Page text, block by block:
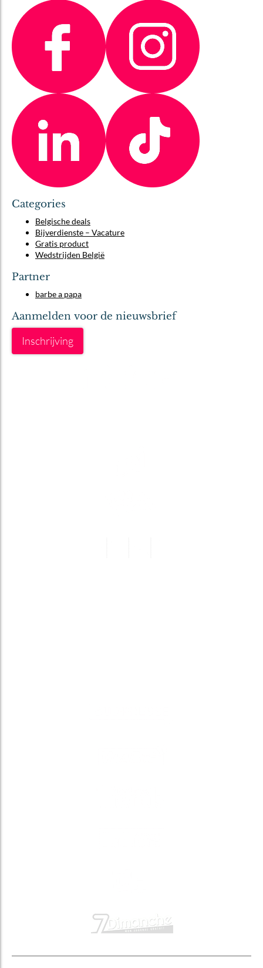
Categories
Belgische deals
Bijverdienste – Vacature
Gratis product
Wedstrijden België
Partner
barbe a papa
Aanmelden voor de nieuwsbrief
Inschrijving